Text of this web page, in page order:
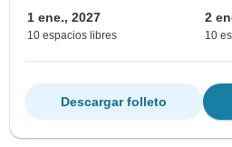
1 ene., 2027
10 espacios libres
2
10
Descargar folleto